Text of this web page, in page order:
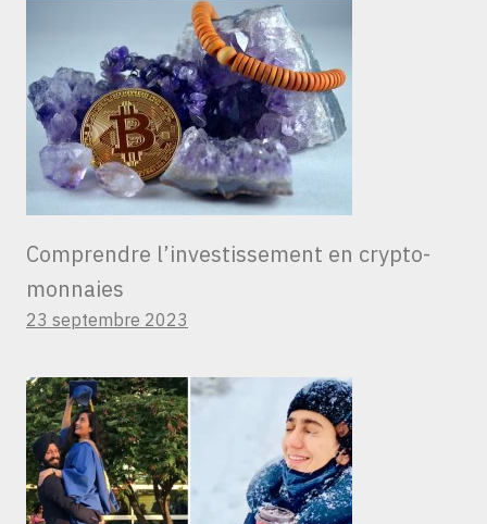
Comprendre l’investissement en crypto-
monnaies
23 septembre 2023